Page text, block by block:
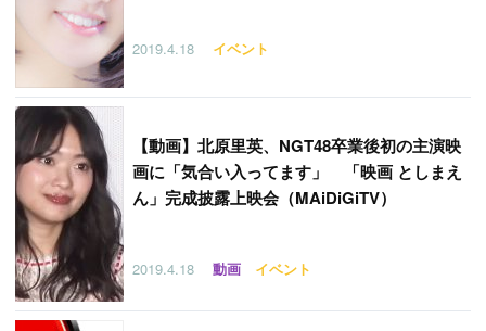
2019.4.18 イベント
【動画】北原里英、NGT48卒業後初の主演映
画に「気合い入ってます」 「映画 としまえ
ん」完成披露上映会（MAiDiGiTV）
2019.4.18 動画 イベント